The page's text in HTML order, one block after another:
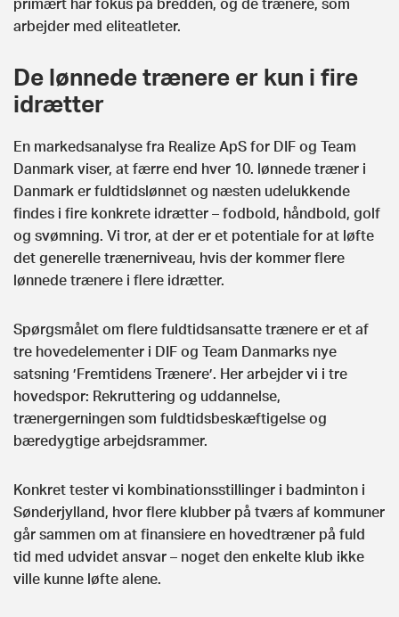
arbejder med eliteatleter.
De lønnede trænere er kun i fire
idrætter
En markedsanalyse fra Realize ApS for DIF og Team
Danmark viser, at færre end hver 10. lønnede træner i
Danmark er fuldtidslønnet og næsten udelukkende
findes i fire konkrete idrætter – fodbold, håndbold, golf
og svømning. Vi tror, at der er et potentiale for at løfte
det generelle trænerniveau, hvis der kommer flere
lønnede trænere i flere idrætter.
Spørgsmålet om flere fuldtidsansatte trænere er et af
tre hovedelementer i DIF og Team Danmarks nye
satsning ’Fremtidens Trænere’. Her arbejder vi i tre
hovedspor: Rekruttering og uddannelse,
trænergerningen som fuldtidsbeskæftigelse og
bæredygtige arbejdsrammer.
Konkret tester vi kombinationsstillinger i badminton i
Sønderjylland, hvor flere klubber på tværs af kommuner
går sammen om at finansiere en hovedtræner på fuld
tid med udvidet ansvar – noget den enkelte klub ikke
ville kunne løfte alene.